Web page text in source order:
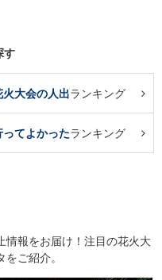
す
火大会の人出ランキング
ってよかったランキング
情報をお届け！注目の花火大
ご紹介。